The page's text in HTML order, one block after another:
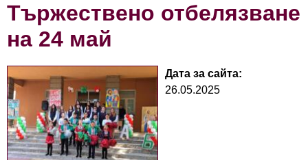
Тържествено отбелязване
на 24 май
Дата за сайта:
26.05.2025